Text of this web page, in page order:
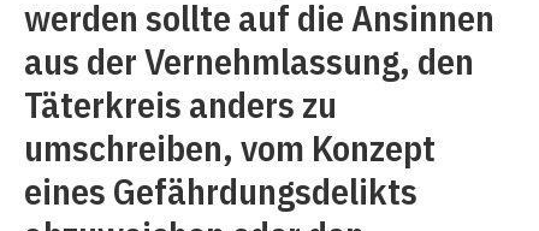
werden sollte auf die Ansinnen
aus der Vernehmlassung, den
Täterkreis anders zu
umschreiben, vom Konzept
eines Gefährdungsdelikts